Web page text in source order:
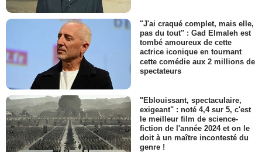
"J'ai craqué complet, mais elle,
pas du tout" : Gad Elmaleh est
tombé amoureux de cette
actrice iconique en tournant
cette comédie aux 2 millions de
spectateurs
"Eblouissant, spectaculaire,
exigeant" : noté 4,4 sur 5, c'est
le meilleur film de science-
fiction de l'année 2024 et on le
doit à un maître incontesté du
genre !